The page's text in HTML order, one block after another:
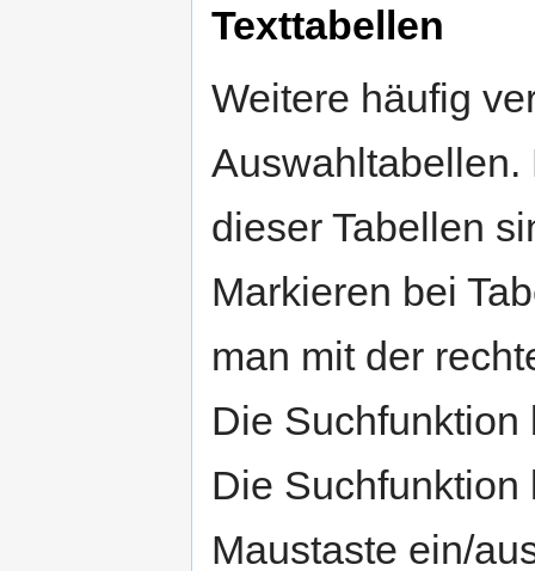
Texttabellen
Weitere häufig
dieser Tabellen
Markieren bei
man mit der
Die Suchfunktion
Die
Maustaste ein/